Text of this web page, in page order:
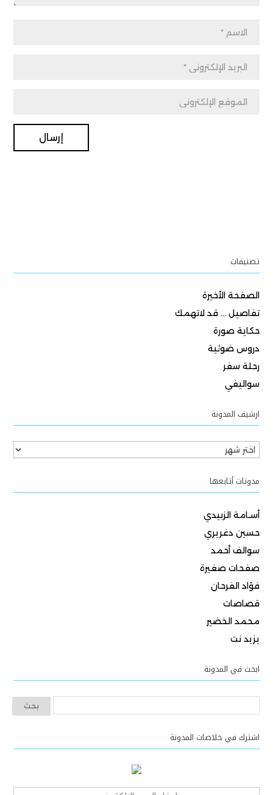
تصنيفات
الصفحة الأخيرة
تفاصيل … قد لاتهمك
حكاية صورة
دروس ضوئية
رحلة سفر
سواليفي
ارشيف المدونة
ارشيف
المدونة
مدونات أتابعها
أسـامة الزبيدي
حسين دغريري
سوالف أحمد
صفحات صغيرة
فؤاد الفرحان
قصاصات
محمد الخضير
يزيد نت
ابحث في المدونة
اشترك في خلاصات المدونة